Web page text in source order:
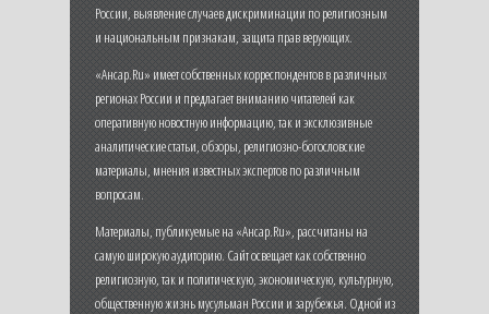
России, выявление случаев дискриминации по религиозным
и национальным признакам, защита прав верующих.
«Ансар.Ru» имеет собственных корреспондентов в различных
регионах России и предлагает вниманию читателей как
оперативную новостную информацию, так и эксклюзивные
аналитические статьи, обзоры, религиозно-богословские
материалы, мнения известных экспертов по различным
вопросам.
Материалы, публикуемые на «Ансар.Ru», рассчитаны на
самую широкую аудиторию. Сайт освещает как собственно
религиозную, так и политическую, экономическую, культурную,
общественную жизнь мусульман России и зарубежья. Одной из